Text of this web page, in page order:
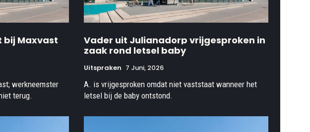
bij Maxvast
werkneemster
terug.
Vader uit Julianadorp vrijgesproken in
zaak rond letsel baby
Uitspraken 7 Juni, 2026
A. is vrijgesproken omdat niet vaststaat wanneer het
letsel bij de baby ontstond.